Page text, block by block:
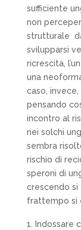
sufficiente
non
strutturale
svilupparsi
ricrescita,
una
caso,
pensando
incontro al
nei solchi
sembra
rischio di
speroni di
crescendo si
frattempo si
Indossare